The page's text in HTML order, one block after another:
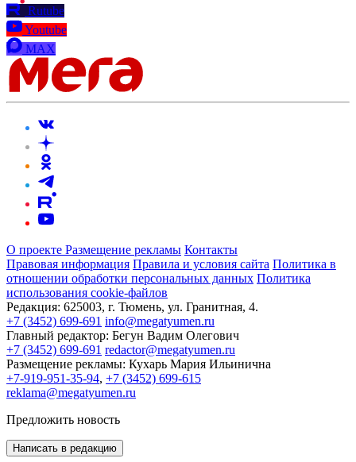
Rutube
Youtube
MAX
О проекте Размещение рекламы Контакты
Правовая информация Правила и условия сайта Политика в
отношении обработки персональных данных Политика
использования cookie-файлов
Редакция: 625003, г. Тюмень, ул. Гранитная, 4.
+7 (3452) 699-691 info@megatyumen.ru
Главный редактор: Бегун Вадим Олегович
+7 (3452) 699-691 redactor@megatyumen.ru
Размещение рекламы: Кухарь Мария Ильинична
+7-919-951-35-94, +7 (3452) 699-615
reklama@megatyumen.ru
Предложить новость
Написать в редакцию